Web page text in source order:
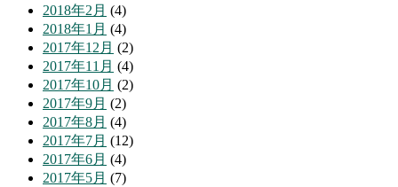
2018年2月 (4)
2018年1月 (4)
2017年12月 (2)
2017年11月 (4)
2017年10月 (2)
2017年9月 (2)
2017年8月 (4)
2017年7月 (12)
2017年6月 (4)
2017年5月 (7)